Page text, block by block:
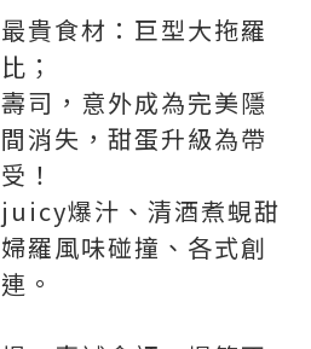
貴食材：巨型大拖羅
；
司，意外成為完美隱
消失，甜蛋升級為帶
！
爆汁、清酒煮蜆甜
羅風味碰撞、各式創
。